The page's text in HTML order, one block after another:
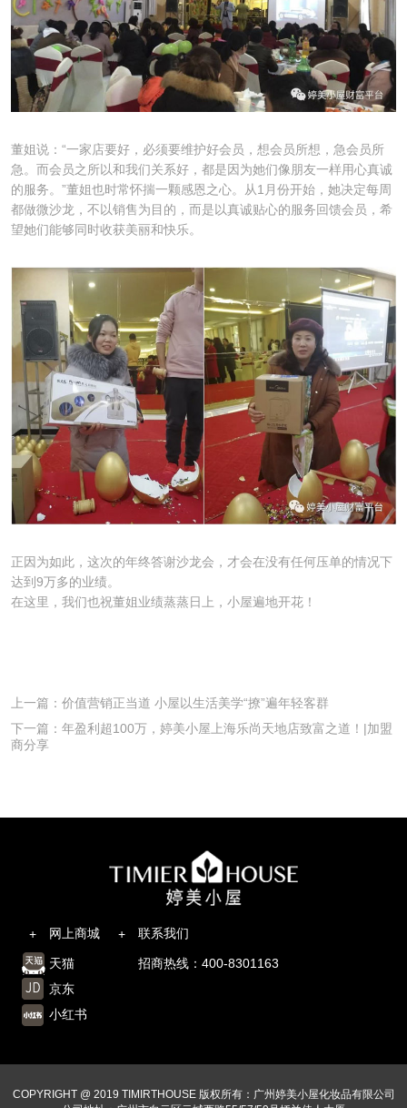
董姐说：“一家店要好，必须要维护好会员，想会员所想，急会员所
急。而会员之所以和我们关系好，都是因为她们像朋友一样用心真诚
的服务。”董姐也时常怀揣一颗感恩之心。从1月份开始，她决定每周
都做微沙龙，不以销售为目的，而是以真诚贴心的服务回馈会员，希
望她们能够同时收获美丽和快乐。
正因为如此，这次的年终答谢沙龙会，才会在没有任何压单的情况下
达到9万多的业绩。
在这里，我们也祝董姐业绩蒸蒸日上，小屋遍地开花！
上一篇：价值营销正当道 小屋以生活美学“撩”遍年轻客群
下一篇：年盈利超100万，婷美小屋上海乐尚天地店致富之道！|加盟
商分享
+ 网上商城
天猫
京东
小红书
+ 联系我们
招商热线：400-8301163
COPYRIGHT @ 2019 TIMIRTHOUSE 版权所有：广州婷美小屋化妆品有限公司